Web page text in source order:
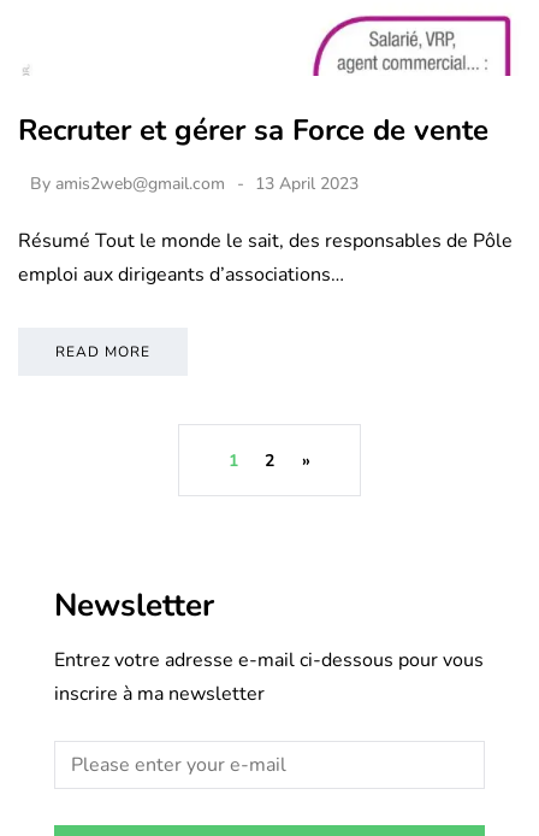
Recruter et gérer sa Force de vente
By amis2web@gmail.com 13 April 2023
Résumé Tout le monde le sait, des responsables de Pôle
emploi aux dirigeants d’associations…
READ MORE
1 2 »
Newsletter
Entrez votre adresse e-mail ci-dessous pour vous
inscrire à ma newsletter